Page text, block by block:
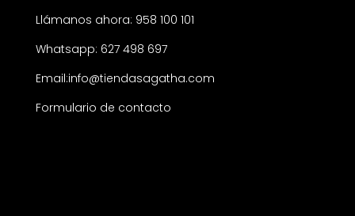
Llámanos ahora: 958 100 101
Whatsapp: 627 498 697
Email:info@tiendasagatha.com
Formulario de contacto